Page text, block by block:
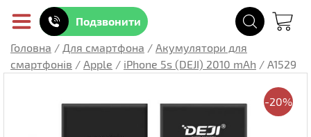
Подзвонити
Головна / Для смартфона / Акумулятори для
смартфонів / Apple / iPhone 5s (DEJI) 2010 mAh / A1529
-20%